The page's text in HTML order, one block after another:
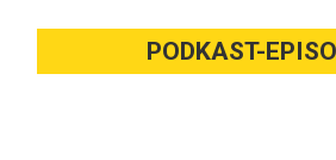
PODKAST-